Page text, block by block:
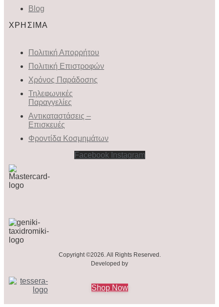
Blog
ΧΡΗΣΙΜΑ
Πολιτική Απορρήτου
Πολιτική Επιστροφών
Χρόνος Παράδοσης
Τηλεφωνικές
Παραγγελίες
Αντικαταστάσεις –
Επισκευές
Φροντίδα Κοσμημάτων
Facebook Instagram
Copyright ©2026. All Rights Reserved.
Developed by
Shop Now